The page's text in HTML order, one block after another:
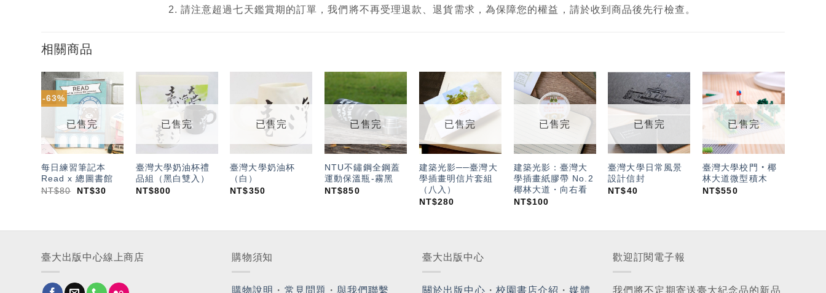
2. 請注意超過七天鑑賞期的訂單，我們將不再受理退款、退貨需求，為保障您的權益，請於收到商品後先行檢查。
相關商品
-63%
加入
單」
已售完
每日練習筆記本
Read x 總圖書館
NT$80 NT$30
加入
「願
望輕
單」
已售完
臺灣大學奶油杯禮
品組（黑白雙入）
NT$800
加入
「願
望輕
單」
已售完
臺灣大學奶油杯
（白）
NT$350
加入
望輕
已售完
NTU不鏽鋼全鋼蓋
運動保溫瓶-霧黑
NT$850
加入
「願
望輕
單」
已售完
建築光影──臺灣大
學插畫明信片套組
（八入）
NT$280
加入
「願
已售完
建築光影：臺灣大
學插畫紙膠帶 No.2
椰林大道・向右看
NT$100
加入
「願
已售完
臺灣大學日常風景
設計信封
NT$40
加入
「願
望輕
已售完
臺灣大學校門‧椰
林大道微型積木
NT$550
臺大出版中心線上商店 購物須知
購物說明 ・ 常見問題 ・與我們聯繫
臺大出版中心
關於出版中心 ・ 校園書店介紹 ・媒體
歡迎訂閱電子報
我們將不定期寄送臺大紀念品的新品